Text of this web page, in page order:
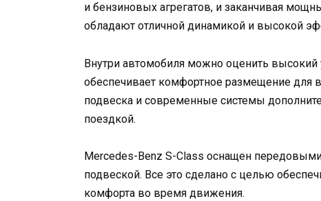
и бензиновых агрегатов, и заканчивая
обладают отличной динамикой и высокой
Внутри автомобиля можно оценить
обеспечивает комфортное размещение для
подвеска и современные системы
поездкой.
Mercedes-Benz S-Class оснащен
подвеской. Все это сделано с целью
комфорта во время движения.